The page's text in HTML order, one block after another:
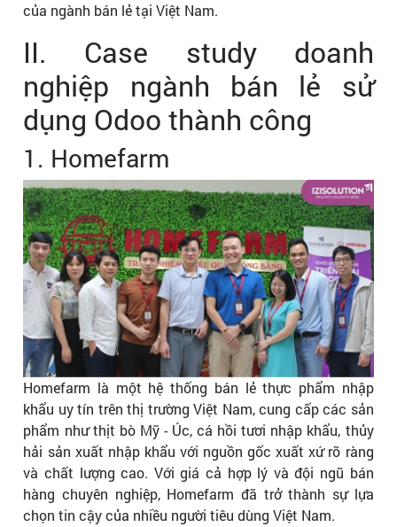
của ngành bán lẻ tại Việt Nam.
II. Case study doanh
nghiệp ngành bán lẻ sử
dụng Odoo thành công
1. Homefarm
Homefarm là một hệ thống bán lẻ thực phẩm nhập
khẩu uy tín trên thị trường Việt Nam, cung cấp các sản
phẩm như thịt bò Mỹ - Úc, cá hồi tươi nhập khẩu, thủy
hải sản xuất nhập khẩu với nguồn gốc xuất xứ rõ ràng
và chất lượng cao. Với giá cả hợp lý và đội ngũ bán
hàng chuyên nghiệp, Homefarm đã trở thành sự lựa
chọn tin cậy của nhiều người tiêu dùng Việt Nam.